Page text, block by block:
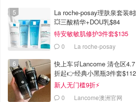
La roche-posay理肤泉套装8
💥三酸精华+DOU乳$84
特安敏敏肌修护3件套$135
0 La roche-posay
快上车🛒Lancome 清仓区4.7
折起👉经典小黑瓶3件套$112
新人无门槛9折⚡️
0 Lancome澳洲官网